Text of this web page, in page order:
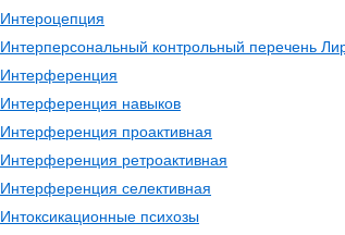
Интероцепция
Интерперсональный контрольный перечень
Интерференция
Интерференция навыков
Интерференция проактивная
Интерференция ретроактивная
Интерференция селективная
Интоксикационные психозы